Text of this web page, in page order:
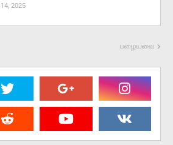
2025
பழையவை